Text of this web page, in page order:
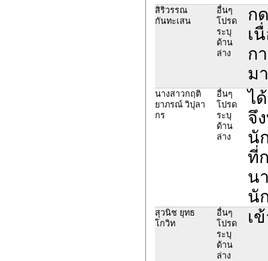
สิริวรรณ
กันทะเสน
อื่นๆ
โปรด
ระบุ
ด้าน
ล่าง
ก
เ
ก
ม
นางสาวกฤติ
ยาภรณ์ วิปุลา
กร
อื่นๆ
โปรด
ระบุ
ด้าน
ล่าง
ไ
จึ
นั
ที่
น
นั
สุวนิช ยุทธ
โกวิท
อื่นๆ
โปรด
ระบุ
ด้าน
ล่าง
เ